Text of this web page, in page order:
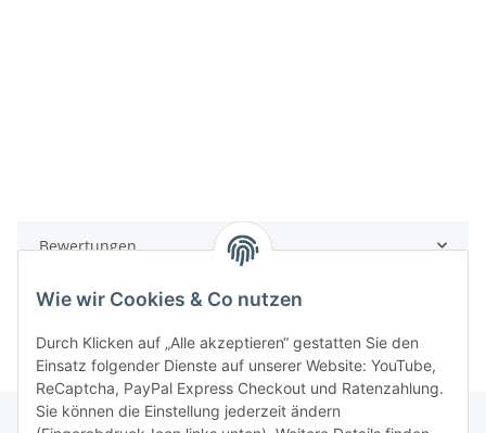
Bewertungen
Wie wir Cookies & Co nutzen
Durch Klicken auf „Alle akzeptieren“ gestatten Sie den
Einsatz folgender Dienste auf unserer Website: YouTube,
ReCaptcha, PayPal Express Checkout und Ratenzahlung.
Sie können die Einstellung jederzeit ändern